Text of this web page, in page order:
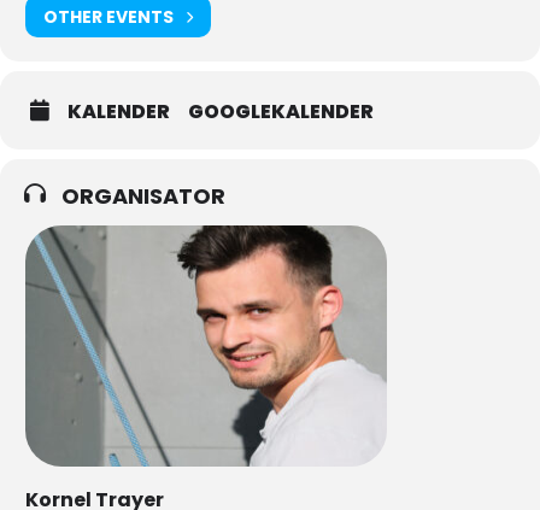
OTHER EVENTS
KALENDER GOOGLEKALENDER
ORGANISATOR
Kornel Trayer